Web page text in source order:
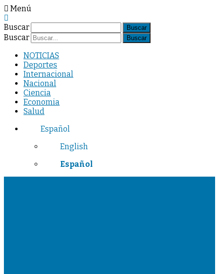
Menú
Buscar
Buscar
NOTICIAS
Deportes
Internacional
Nacional
Ciencia
Economia
Salud
Español
English
Español